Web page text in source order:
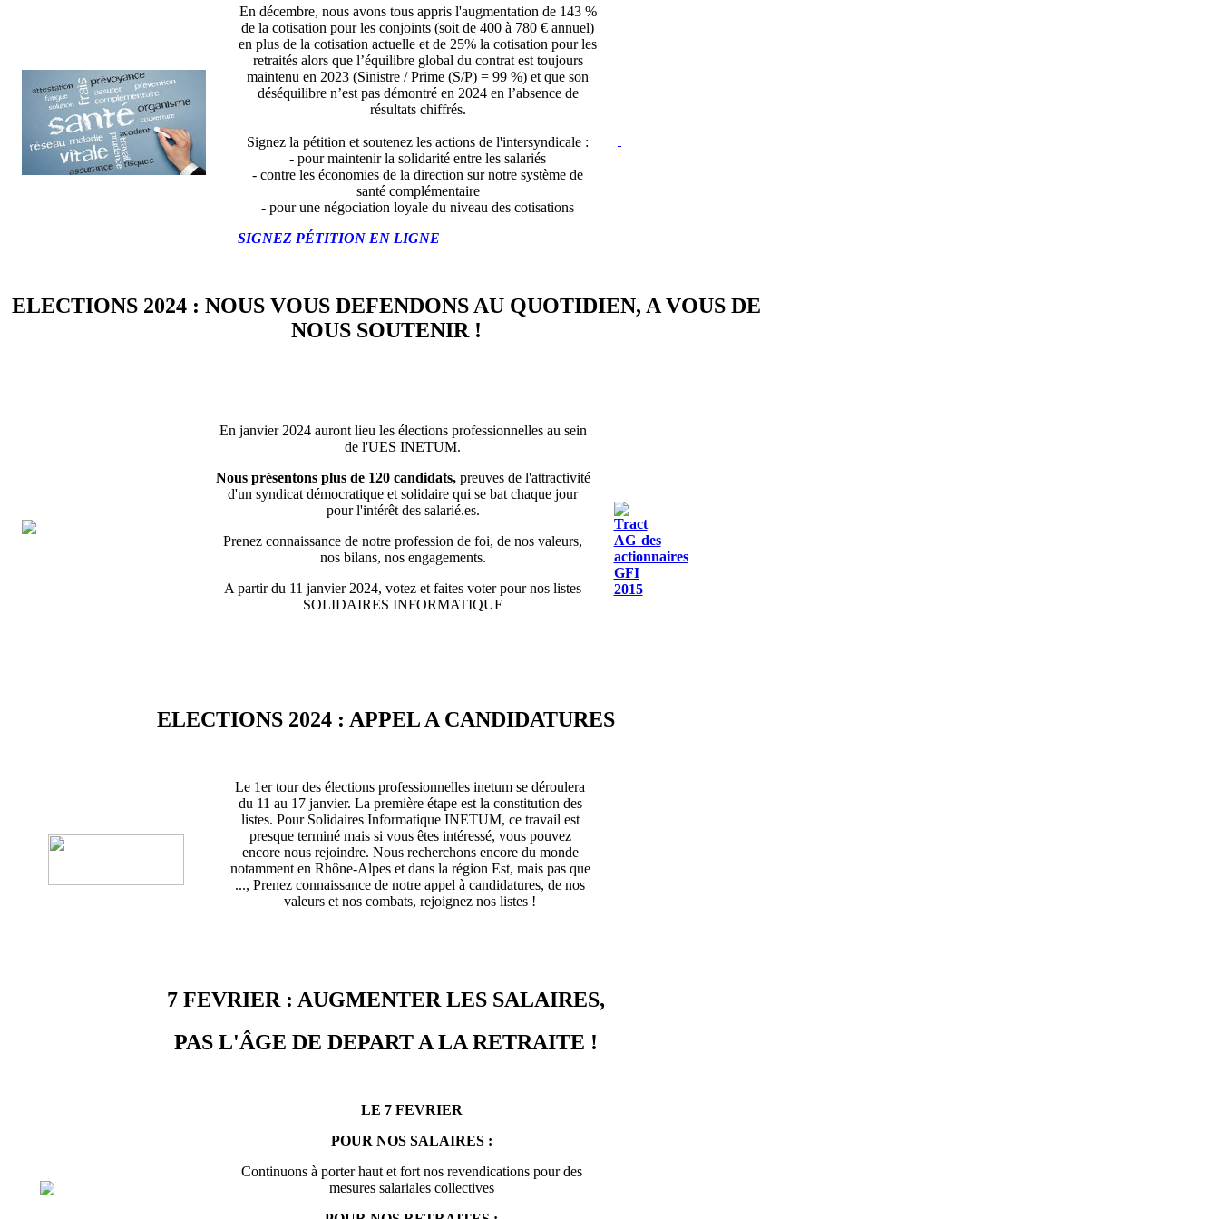
En décembre, nous avons tous appris l'augmentation de 143 %
de la cotisation pour les conjoints (soit de 400 à 780 € annuel)
en plus de la cotisation actuelle et de 25% la cotisation pour les
retraités alors que l’équilibre global du contrat est toujours
maintenu en 2023 (Sinistre / Prime (S/P) = 99 %) et que son
déséquilibre n’est pas démontré en 2024 en l’absence de
résultats chiffrés.
Signez la pétition et soutenez les actions de l'intersyndicale :
- pour maintenir la solidarité entre les salariés
- contre les économies de la direction sur notre système de
santé complémentaire
- pour une négociation loyale du niveau des cotisations
SIGNEZ PÉTITION EN LIGNE
ELECTIONS 2024 : NOUS VOUS DEFENDONS AU QUOTIDIEN, A VOUS DE
NOUS SOUTENIR !
En janvier 2024 auront lieu les élections professionnelles au sein
de l'UES INETUM.
Nous présentons plus de 120 candidats,preuves de l'attractivité
d'un syndicat démocratique et solidaire qui se bat chaque jour
pour l'intérêt des salarié.es.
Prenez connaissance de notre profession de foi, de nos valeurs,
nos bilans, nos engagements.
A partir du 11 janvier 2024, votez et faites voter pour nos listes
SOLIDAIRES INFORMATIQUE
ELECTIONS 2024 : APPEL A CANDIDATURES
Le 1er tour des élections professionnelles inetum se déroulera
du 11 au 17 janvier. La première étape est la constitution des
listes. Pour Solidaires Informatique INETUM, ce travail est
presque terminé mais si vous êtes intéressé, vous pouvez
encore nous rejoindre. Nous recherchons encore du monde
notamment en Rhône-Alpes et dans la région Est, mais pas que
..., Prenez connaissance de notre appel à candidatures, de nos
valeurs et nos combats, rejoignez nos listes !
7 FEVRIER : AUGMENTER LES SALAIRES,
PAS L'ÂGE DE DEPART A LA RETRAITE !
LE 7 FEVRIER
POUR NOS SALAIRES :
Continuons à porter haut et fort nos revendications pour des
mesures salariales collectives